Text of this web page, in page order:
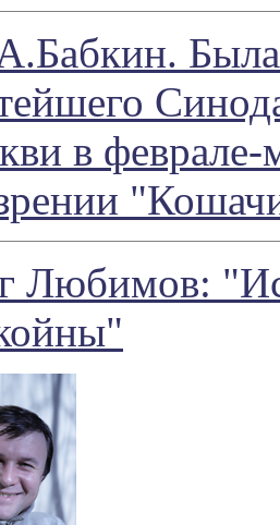
Была
в феврале-
Любимов: